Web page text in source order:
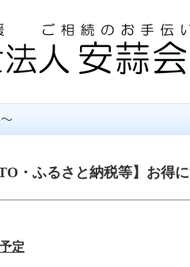
・ふるさと納税等】お得
定